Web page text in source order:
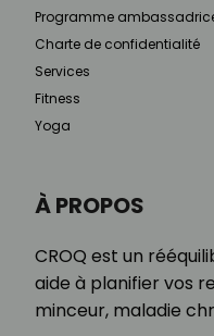
À PROPOS
CROQ est un
aide à planifier vos
minceur, maladie
Programme
Charte de confidentialité
Services
Fitness
Yoga